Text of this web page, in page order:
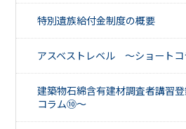
特別遺族給付金制度の概要
アスベストレベル ～ショート
建築物石綿含有建材調査者講習
コラム⑩～